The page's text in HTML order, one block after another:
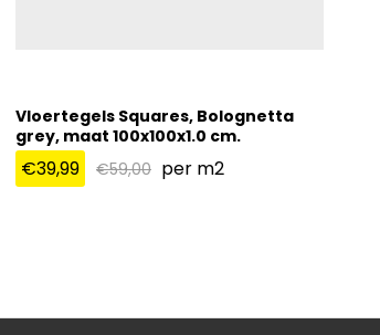
Vloertegels Squares, Bolognetta
grey, maat 100x100x1.0 cm.
€39,99 €59,00 per m2